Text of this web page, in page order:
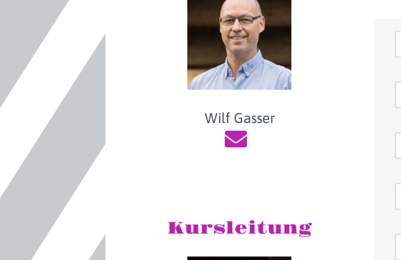
Wilf Gasser
Kursleitung